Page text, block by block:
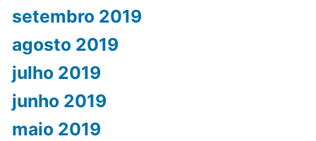
setembro 2019
agosto 2019
julho 2019
junho 2019
maio 2019